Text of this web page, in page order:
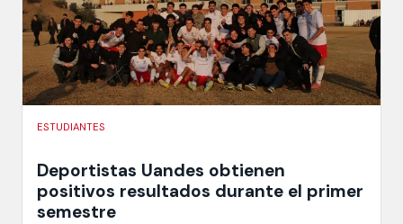
ESTUDIANTES
Deportistas Uandes obtienen
positivos resultados durante el primer
semestre